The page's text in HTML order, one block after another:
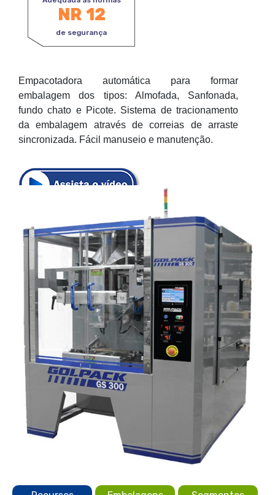
NR 12
de segurança
Empacotadora automática para formar
embalagem dos tipos: Almofada, Sanfonada,
fundo chato e Picote. Sistema de tracionamento
da embalagem através de correias de arraste
sincronizada. Fácil manuseio e manutenção.